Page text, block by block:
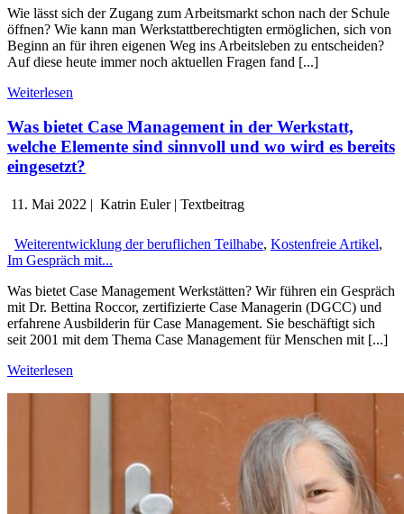
Wie lässt sich der Zugang zum Arbeitsmarkt schon nach der Schule
öffnen? Wie kann man Werkstattberechtigten ermöglichen, sich von
Beginn an für ihren eigenen Weg ins Arbeitsleben zu entscheiden?
Auf diese heute immer noch aktuellen Fragen fand [...]
Weiterlesen
Was bietet Case Management in der Werkstatt,
welche Elemente sind sinnvoll und wo wird es bereits
eingesetzt?
11. Mai 2022 | Katrin Euler| Textbeitrag
Weiterentwicklung der beruflichen Teilhabe, Kostenfreie Artikel,
Im Gespräch mit...
Was bietet Case Management Werkstätten? Wir führen ein Gespräch
mit Dr. Bettina Roccor, zertifizierte Case Managerin (DGCC) und
erfahrene Ausbilderin für Case Management. Sie beschäftigt sich
seit 2001 mit dem Thema Case Management für Menschen mit [...]
Weiterlesen